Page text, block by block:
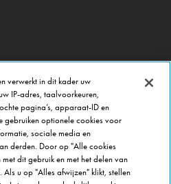
verwerkt in dit kader uw
IP-adres, taalvoorkeuren,
pagina’s, apparaat-ID en
gebruiken optionele cookies voor
sociale media en
derden. Door op "Alle cookies
dit gebruik en met het delen van
Als u op "Alles afwijzen" klikt, stellen